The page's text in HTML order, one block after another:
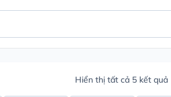
Hiển thị tất cả 5 kết quả